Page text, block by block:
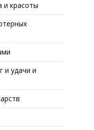
и красоты
и удачи и